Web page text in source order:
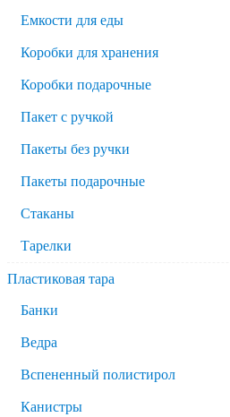
Емкости для еды
Коробки для хранения
Коробки подарочные
Пакет с ручкой
Пакеты без ручки
Пакеты подарочные
Стаканы
Тарелки
Пластиковая тара
Банки
Ведра
Вспененный полистирол
Канистры